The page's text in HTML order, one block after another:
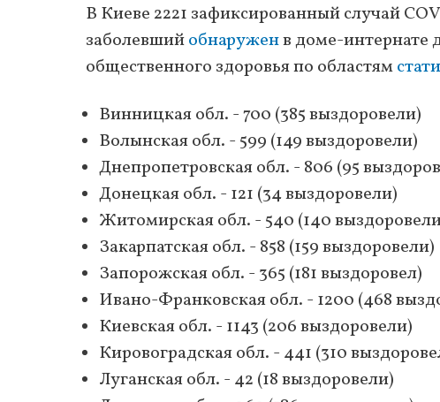
В Киеве 2221 зафиксированный случай
заболевшийобнаруженв доме-интернате
общественного здоровья по областям
Винницкая обл. - 700 (385 выздоровели)
Волынская обл. - 599 (149 выздоровели)
Днепропетровская обл. - 806 (95
Донецкая обл. - 121 (34 выздоровели)
Житомирская обл. - 540 (140
Закарпатская обл. - 858 (159 выздоровели)
Запорожская обл. - 365 (181 выздоровел)
Ивано-Франковская обл. - 1200 (468
Киевская обл. - 1143 (206 выздоровели)
Кировоградская обл. - 441 (310
Луганская обл. - 42 (18 выздоровели)